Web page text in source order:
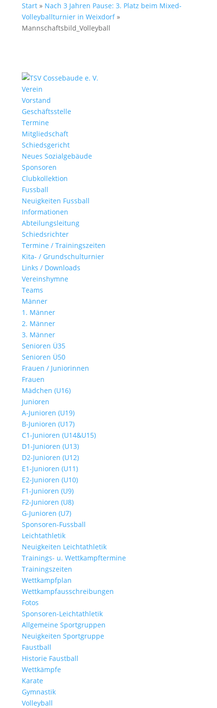
Start» Nach 3 Jahren Pause: 3. Platz beim Mixed-
Volleyballturnier in Weixdorf»
Mannschaftsbild_Volleyball
Verein
Vorstand
Geschäftsstelle
Termine
Mitgliedschaft
Schiedsgericht
Neues Sozialgebäude
Sponsoren
Clubkollektion
Fussball
Neuigkeiten Fussball
Informationen
Abteilungsleitung
Schiedsrichter
Termine / Trainingszeiten
Kita- / Grundschulturnier
Links / Downloads
Vereinshymne
Teams
Männer
1. Männer
2. Männer
3. Männer
Senioren Ü35
Senioren Ü50
Frauen / Juniorinnen
Frauen
Mädchen (U16)
Junioren
A-Junioren (U19)
B-Junioren (U17)
C1-Junioren (U14&U15)
D1-Junioren (U13)
D2-Junioren (U12)
E1-Junioren (U11)
E2-Junioren (U10)
F1-Junioren (U9)
F2-Junioren (U8)
G-Junioren (U7)
Sponsoren-Fussball
Leichtathletik
Neuigkeiten Leichtathletik
Trainings- u. Wettkampftermine
Trainingszeiten
Wettkampfplan
Wettkampfausschreibungen
Fotos
Sponsoren-Leichtathletik
Allgemeine Sportgruppen
Neuigkeiten Sportgruppe
Faustball
Historie Faustball
Wettkämpfe
Karate
Gymnastik
Volleyball